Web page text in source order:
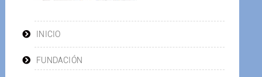
INICIO
FUNDACIÓN